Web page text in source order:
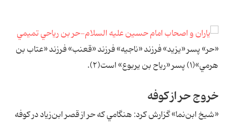
«حر» پسر «يزيد» فرزند «ناجيه» فرزند «قعنب» فرزند «عتاب بن
هرمي»(۱) پسر «رياح بن يربوع» است(۲).
خروج حر از كوفه
«شيخ ابن‌نما» گزارش كرد: هنگامي كه حر از قصر ابن‌زياد در كوفه